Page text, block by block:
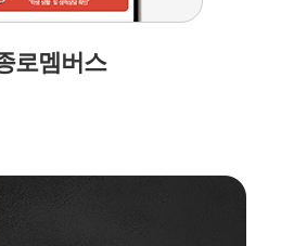
로멤버스